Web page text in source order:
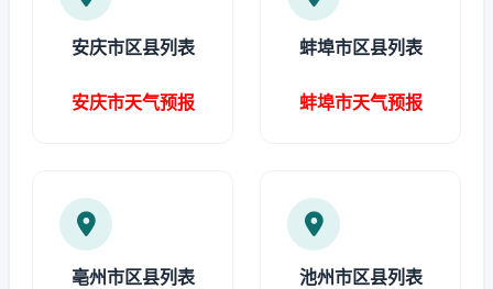
安庆市区县列表
安庆市天气预报
蚌埠市区县列表
蚌埠市天气预报
亳州市区县列表 池州市区县列表